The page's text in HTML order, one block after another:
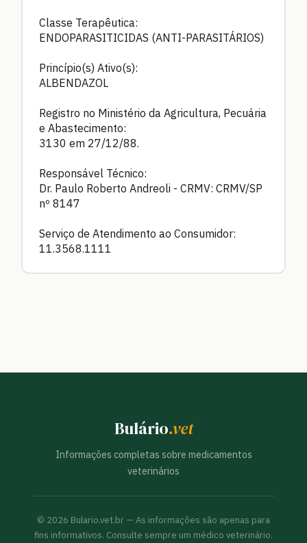
Classe Terapêutica:
ENDOPARASITICIDAS (ANTI-PARASITÁRIOS)
Princípio(s) Ativo(s):
ALBENDAZOL
Registro no Ministério da Agricultura, Pecuária
e Abastecimento:
3130 em 27/12/88.
Responsável Técnico:
Dr. Paulo Roberto Andreoli - CRMV: CRMV/SP
nº 8147
Serviço de Atendimento ao Consumidor:
11.3568.1111
Bulário.vet
Informações completas sobre medicamentos
veterinários
© 2026 Bulario.vet.br — As informações são apenas para
fins informativos. Consulte sempre um médico veterinário.